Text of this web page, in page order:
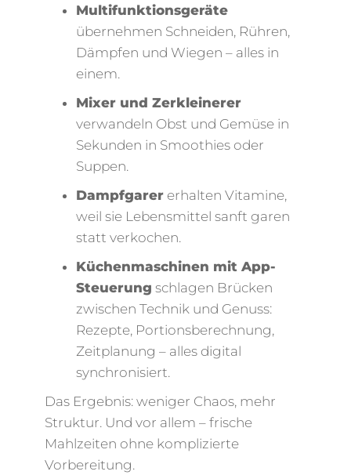
Multifunktionsgeräte
übernehmen Schneiden, Rühren,
Dämpfen und Wiegen – alles in
einem.
Mixer und Zerkleinerer
verwandeln Obst und Gemüse in
Sekunden in Smoothies oder
Suppen.
Dampfgarererhalten Vitamine,
weil sie Lebensmittel sanft garen
statt verkochen.
Küchenmaschinen mit App-
Steuerung schlagen Brücken
zwischen Technik und Genuss:
Rezepte, Portionsberechnung,
Zeitplanung – alles digital
synchronisiert.
Das Ergebnis: weniger Chaos, mehr
Struktur. Und vor allem – frische
Mahlzeiten ohne komplizierte
Vorbereitung.